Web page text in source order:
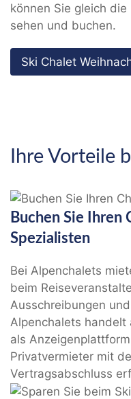
können Sie gleich
sehen und buchen.
Ski Chalet
Ihre Vorteile
Buchen Sie Ihren
Spezialisten
Bei Alpenchalets
beim
Ausschreibungen
Alpenchalets handelt
als
Privatvermieter mit
Vertragsabschluss